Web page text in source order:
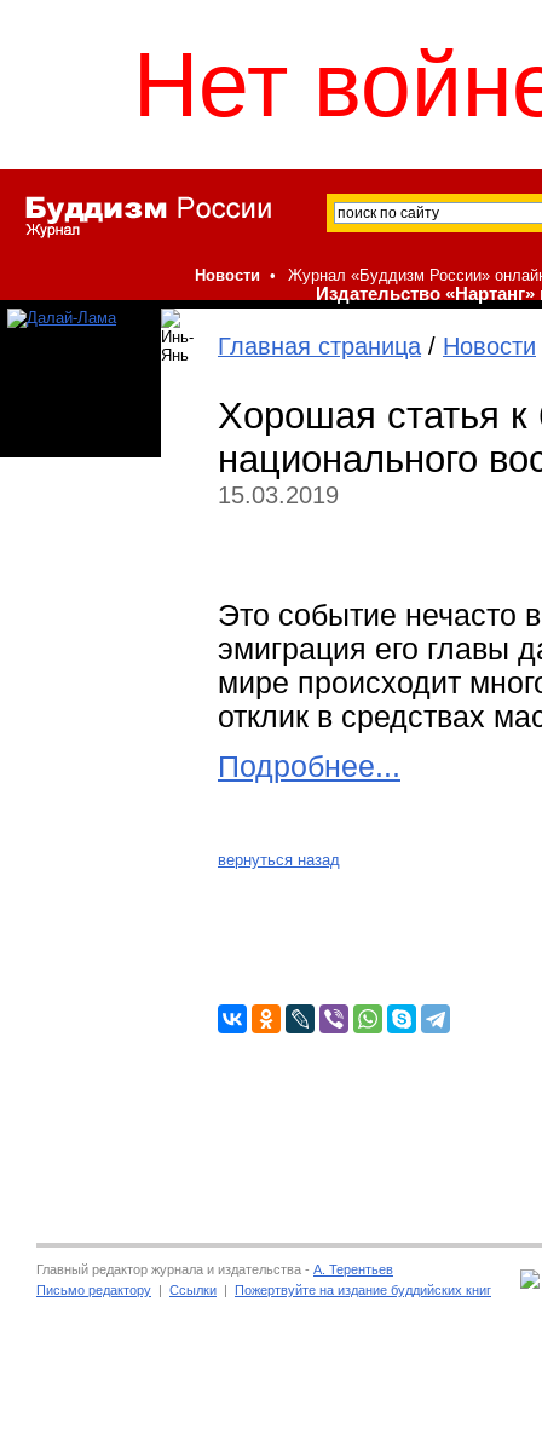
Новости • Журнал «Буддизм России»
Издательство «Нартанг»
Нет
Главная страница / Новости
Хорошая статья к
национального
15.03.2019
Это событие нечасто
эмиграция его главы
мире происходит
отклик в средствах
Подробнее...
вернуться назад
Главный редактор журнала и издательства - А. Терентьев
Письмо редактору | Ссылки | Пожертвуйте на издание буддийских книг